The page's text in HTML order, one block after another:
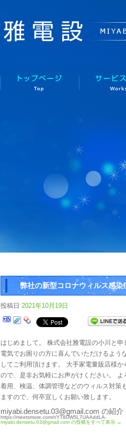
弊社の新型コロナウィルス感染
投稿日 2021年10月19日
はじめまして。 株式会社雅電設の小川と
電気でお困りの方に喜んでいただけるよう
してご利用頂けます。 大手家電量販店様
ので、是非お気軽にお声がけください。
着用、検温、体調管理などのウィルス対策
ますので、何卒宜しくお願い致します。
miyabi.densetu.03@gmail.com の紹介
https://meetsmore.com/r/YT8DW5L7UAAddLA-
miyabi.densetu.03@gmail.com の投稿をすべて表示 →